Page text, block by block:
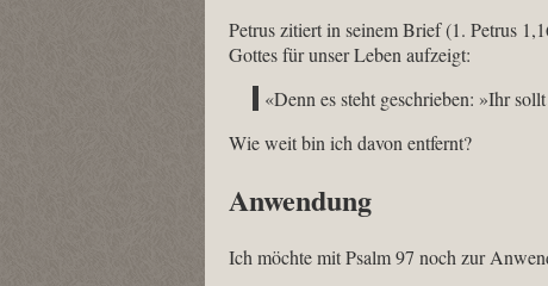
Petrus zitiert in seinem Brief (1. Petrus
Gottes für unser Leben aufzeigt:
«Denn es steht geschrieben: »Ihr
Wie weit bin ich davon entfernt?
Anwendung
Ich möchte mit Psalm 97 noch zur